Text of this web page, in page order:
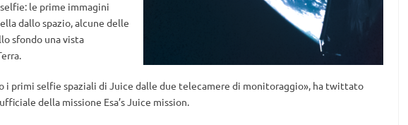
le prime immagini
dallo spazio, alcune delle
sfondo una vista
i primi selfie spaziali di Juice dalle due telecamere di monitoraggio», ha twittato
della missione Esa’s Juice mission.